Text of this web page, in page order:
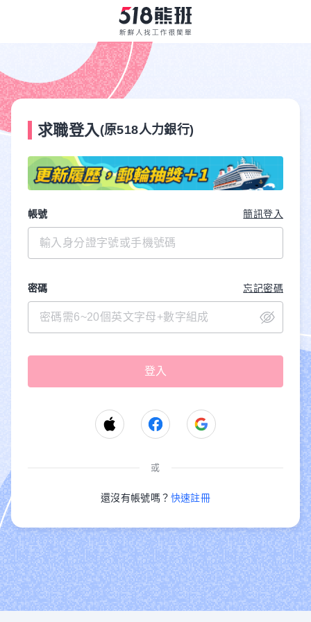
求職登入 (原518人力銀行)
帳號 簡訊登入
密碼 忘記密碼
或
還沒有帳號嗎？ 快速註冊